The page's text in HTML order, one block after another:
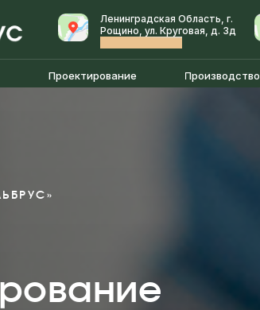
Производство
Проектирование
Ленинградская Область, г.
Рощино, ул. Круговая, д. 3д